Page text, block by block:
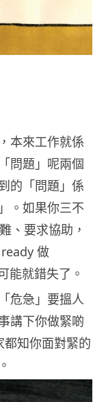
本來工作就係
問題」呢兩個
的「問題」係
。如果你三不
、要求協助，
做
能就錯失了。
危急」要搵人
講下你做緊啲
知你面對緊的